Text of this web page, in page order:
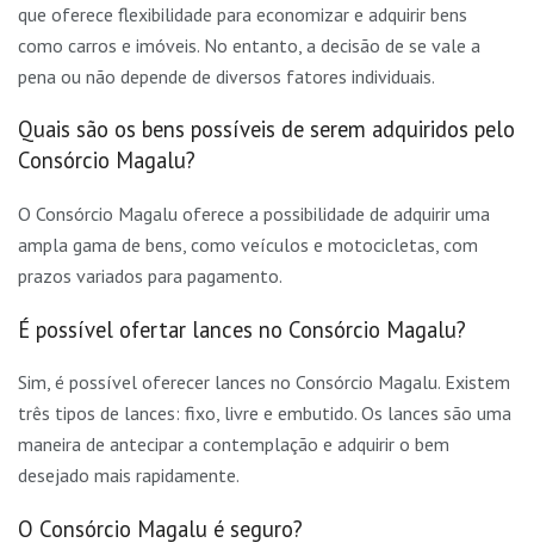
que oferece flexibilidade para economizar e adquirir bens
como carros e imóveis. No entanto, a decisão de se vale a
pena ou não depende de diversos fatores individuais.
Quais são os bens possíveis de serem adquiridos pelo
Consórcio Magalu?
O Consórcio Magalu oferece a possibilidade de adquirir uma
ampla gama de bens, como veículos e motocicletas, com
prazos variados para pagamento.
É possível ofertar lances no Consórcio Magalu?
Sim, é possível oferecer lances no Consórcio Magalu. Existem
três tipos de lances: fixo, livre e embutido. Os lances são uma
maneira de antecipar a contemplação e adquirir o bem
desejado mais rapidamente.
O Consórcio Magalu é seguro?